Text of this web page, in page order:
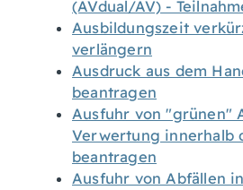
(AVdual/AV) -
Ausbildungszeit
verlängern
Ausdruck aus dem
beantragen
Ausfuhr von "grünen"
Verwertung innerhalb
beantragen
Ausfuhr von Abfällen